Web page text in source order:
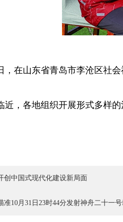
在山东省青岛市李沧区社会
，各地组织开展形式多样的
创中国式现代化建设新局面
准10月31日23时44分发射神舟二十一